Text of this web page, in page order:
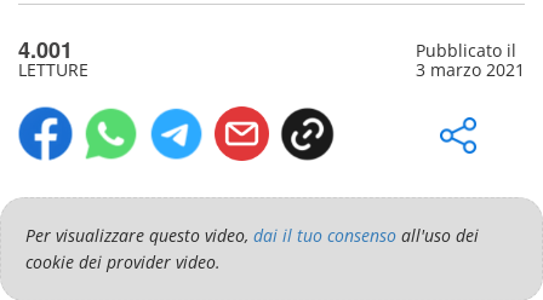
4.001
LETTURE
Pubblicato il
3 marzo 2021
Per visualizzare questo video, dai il tuo consenso all'uso dei
cookie dei provider video.